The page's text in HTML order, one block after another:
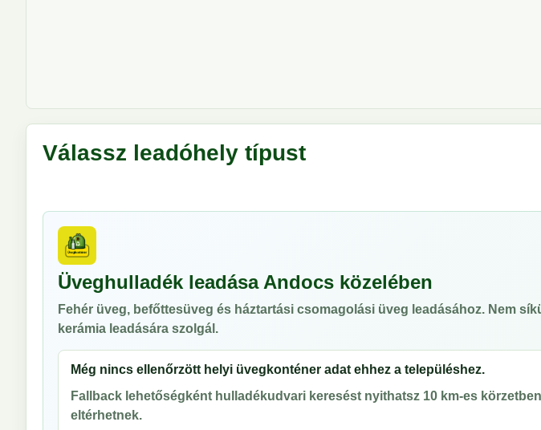
Válassz leadóhely típust
Üveghulladék leadása Andocs közelében
Fehér üveg, befőttesüveg és háztartási csomagolási üveg leadásához. Nem
kerámia leadására szolgál.
Még nincs ellenőrzött helyi üvegkonténer adat ehhez a településhez.
Fallback lehetőségként hulladékudvari keresést nyithatsz 10 km-es
eltérhetnek.